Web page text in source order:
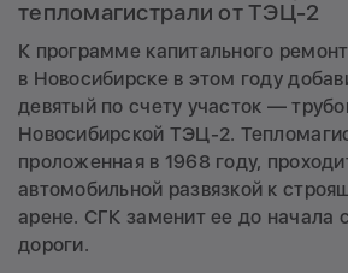
тепломагистрали от ТЭЦ-2
К программе капитального
в Новосибирске в этом году
девятый по счету участок —
Новосибирской ТЭЦ-2.
проложенная в 1968 году,
автомобильной развязкой к
арене. СГК заменит ее до начала
дороги.